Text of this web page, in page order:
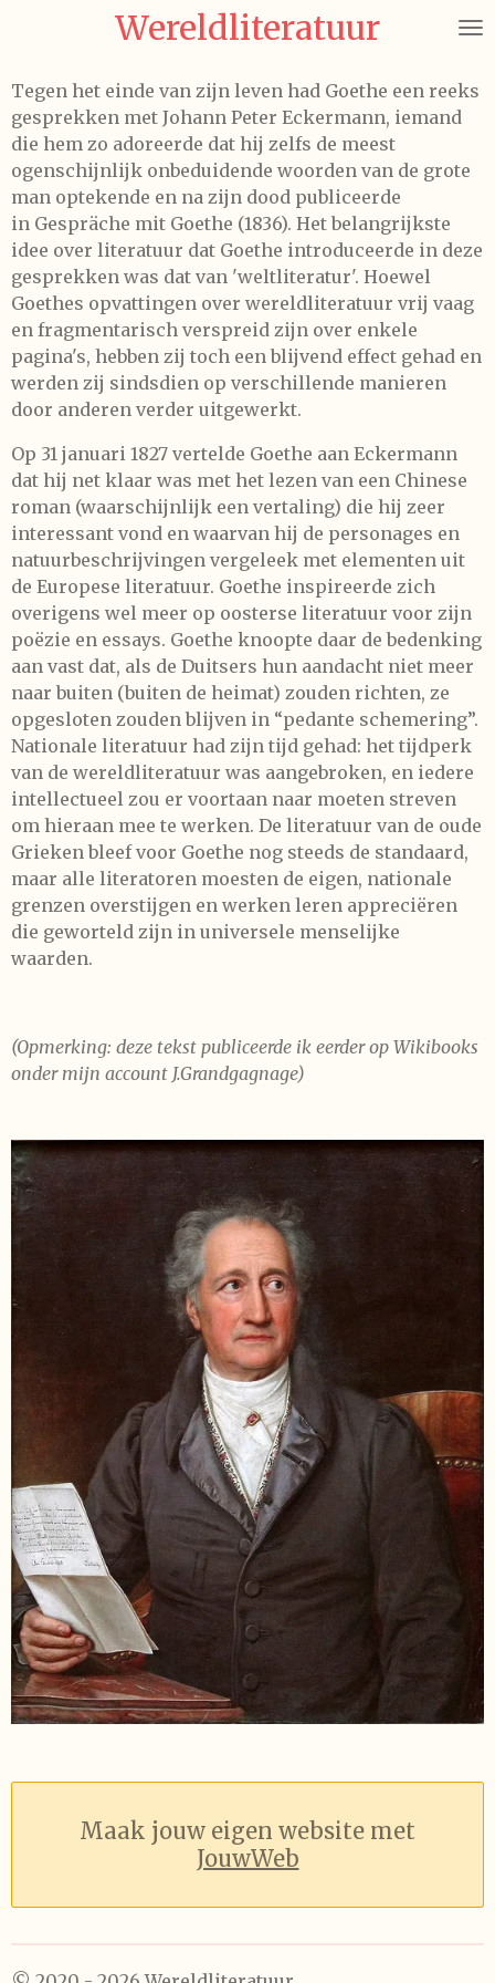
de
hoofdinhoud
Wereldliteratuur
Tegen het einde van zijn leven had Goethe een reeks
gesprekken met Johann Peter Eckermann, iemand
die hem zo adoreerde dat hij zelfs de meest
ogenschijnlijk onbeduidende woorden van de grote
man optekende en na zijn dood publiceerde
in Gespräche mit Goethe (1836). Het belangrijkste
idee over literatuur dat Goethe introduceerde in deze
gesprekken was dat van 'weltliteratur'. Hoewel
Goethes opvattingen over wereldliteratuur vrij vaag
en fragmentarisch verspreid zijn over enkele
pagina's, hebben zij toch een blijvend effect gehad en
werden zij sindsdien op verschillende manieren
door anderen verder uitgewerkt.
Op 31 januari 1827 vertelde Goethe aan Eckermann
dat hij net klaar was met het lezen van een Chinese
roman (waarschijnlijk een vertaling) die hij zeer
interessant vond en waarvan hij de personages en
natuurbeschrijvingen vergeleek met elementen uit
de Europese literatuur. Goethe inspireerde zich
overigens wel meer op oosterse literatuur voor zijn
poëzie en essays. Goethe knoopte daar de bedenking
aan vast dat, als de Duitsers hun aandacht niet meer
naar buiten (buiten de heimat) zouden richten, ze
opgesloten zouden blijven in “pedante schemering”.
Nationale literatuur had zijn tijd gehad: het tijdperk
van de wereldliteratuur was aangebroken, en iedere
intellectueel zou er voortaan naar moeten streven
om hieraan mee te werken. De literatuur van de oude
Grieken bleef voor Goethe nog steeds de standaard,
maar alle literatoren moesten de eigen, nationale
grenzen overstijgen en werken leren appreciëren
die geworteld zijn in universele menselijke
waarden.
(Opmerking: deze tekst publiceerde ik eerder op Wikibooks
onder mijn account J.Grandgagnage)
Maak jouw eigen website met
JouwWeb